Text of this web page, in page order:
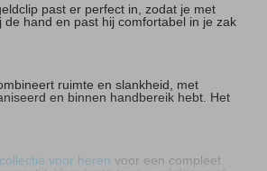
past er perfect in, zodat je met
hand en past hij comfortabel in je zak
ruimte en slankheid, met
en binnen handbereik hebt. Het
voor heren voor een compleet